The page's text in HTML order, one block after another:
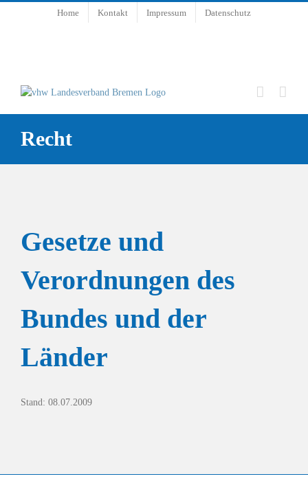
Home Kontakt Impressum Datenschutz
Recht
Gesetze und
Verordnungen des
Bundes und der
Länder
Stand: 08.07.2009